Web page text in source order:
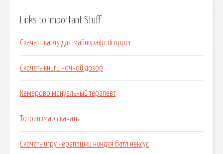
Links to Important Stuff
Скачать карту для майнкрафт dropper
Скачать книги ночной дозор
Кемерово мануальный терапевт
Тотовизмар скачать
Скачать игру черепашки ниндзя батл нексус